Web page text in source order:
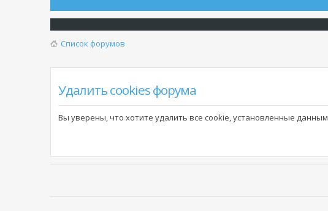
Список форумов
Удалить cookies форума
Вы уверены, что хотите удалить все cookie, установленные